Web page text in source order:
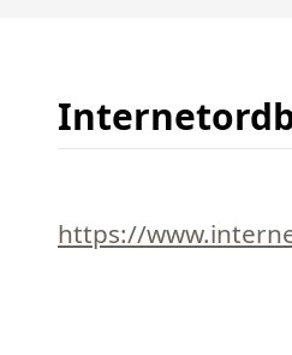
https://